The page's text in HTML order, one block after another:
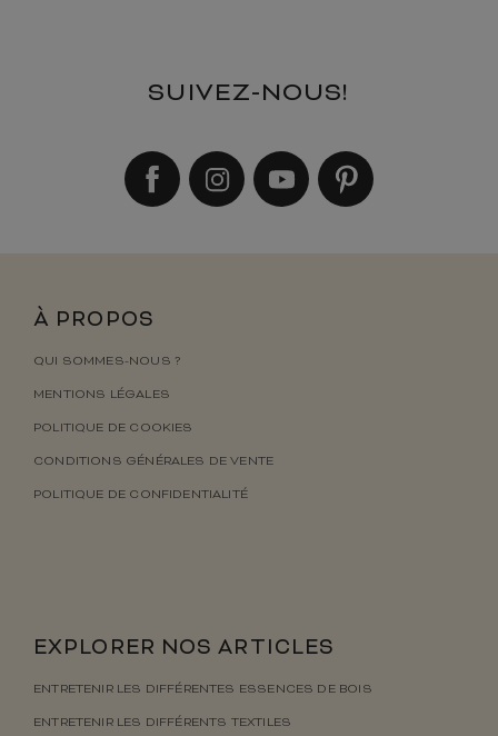
SUIVEZ-NOUS!
À PROPOS
QUI SOMMES-NOUS ?
MENTIONS LÉGALES
POLITIQUE DE COOKIES
CONDITIONS GÉNÉRALES DE VENTE
POLITIQUE DE CONFIDENTIALITÉ
EXPLORER NOS ARTICLES
ENTRETENIR LES DIFFÉRENTES ESSENCES DE BOIS
ENTRETENIR LES DIFFÉRENTS TEXTILES